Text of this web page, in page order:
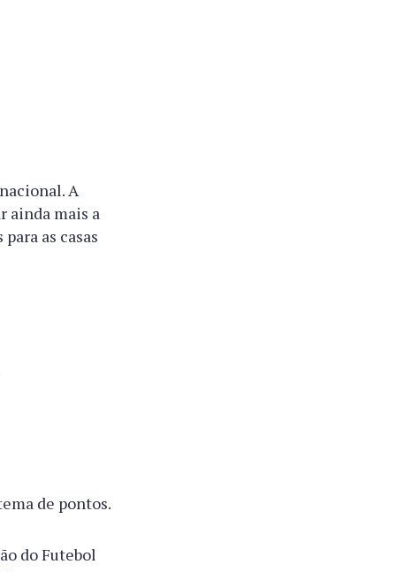
A
ainda mais a
as casas
de pontos.
do Futebol